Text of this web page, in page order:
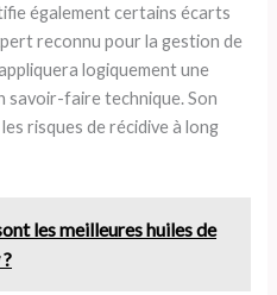
également certains écarts
reconnu pour la gestion de
logiquement une
savoir-faire technique. Son
risques de récidive à long
les meilleures huiles de